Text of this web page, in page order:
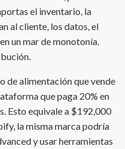
el inventario, la
al cliente, los datos, el
un mar de monotonía.
de alimentación que vende
que paga 20% en
Esto equivale a $192,000
la misma marca podría
y usar herramientas